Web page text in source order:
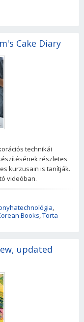
Cake Diary
technikái
részletes
kurzusain is tanítják.
videóban.
,
Books,Torta
updated